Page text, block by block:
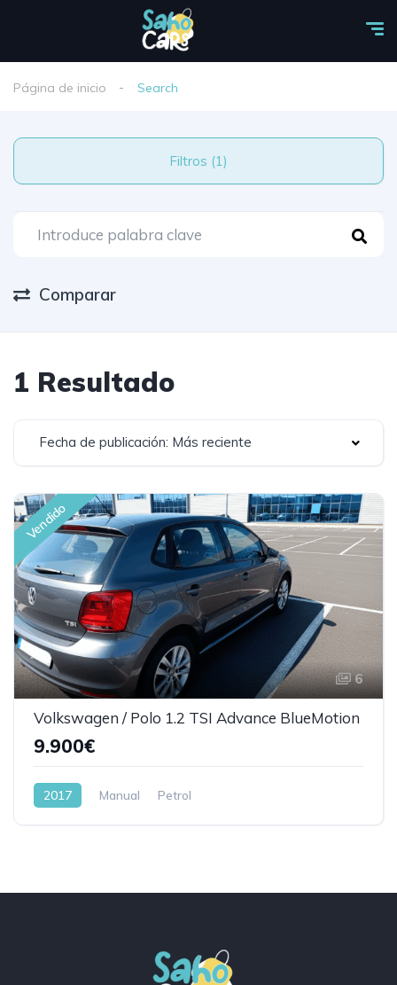
Página de inicio Search
Filtros (1)
Comparar
1 Resultado
Fecha de publicación: Más reciente
Vendido
6
Volkswagen / Polo 1.2 TSI Advance BlueMotion
9.900€
2017 Manual Petrol